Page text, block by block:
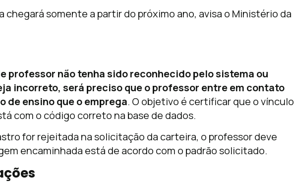
chegará somente a partir do próximo ano, avisa o Ministério da
professor não tenha sido reconhecido pelo sistema ou
incorreto, será preciso que o professor entre em contato
de ensino que o emprega. O objetivo é certificar que o vínculo
com o código correto na base de dados.
for rejeitada na solicitação da carteira, o professor deve
encaminhada está de acordo com o padrão solicitado.